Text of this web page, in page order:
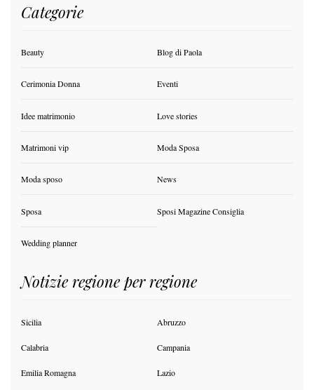
Categorie
Beauty Blog di Paola
Cerimonia Donna Eventi
Idee matrimonio Love stories
Matrimoni vip Moda Sposa
Moda sposo News
Sposa Sposi Magazine Consiglia
Wedding planner
Notizie regione per regione
Sicilia Abruzzo
Calabria Campania
Emilia Romagna Lazio